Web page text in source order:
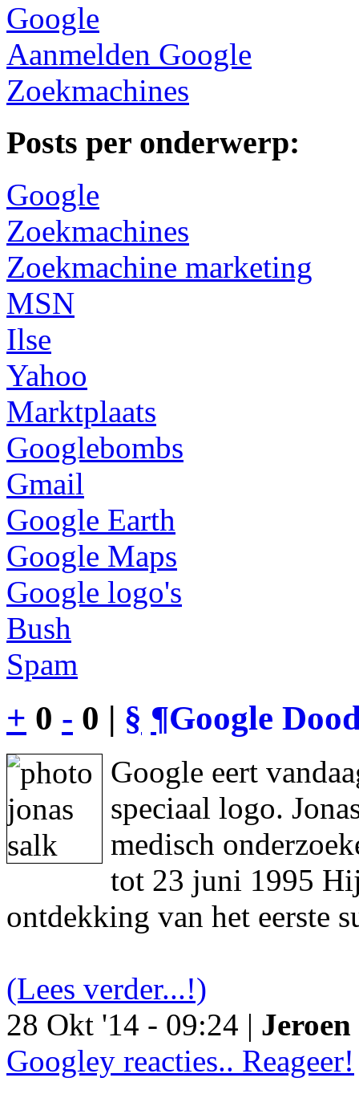
Google
Aanmelden Google
Zoekmachines
Posts per onderwerp:
Google
Zoekmachines
Zoekmachine marketing
MSN
Ilse
Yahoo
Marktplaats
Googlebombs
Gmail
Google Earth
Google Maps
Google logo's
Bush
Spam
+ 0 - 0 | § ¶Google
Google eert
speciaal logo.
medisch
tot 23 juni 1995
ontdekking van het eerste
(Lees verder...!)
28 Okt '14 - 09:24 |
Googley reacties.. Reageer!